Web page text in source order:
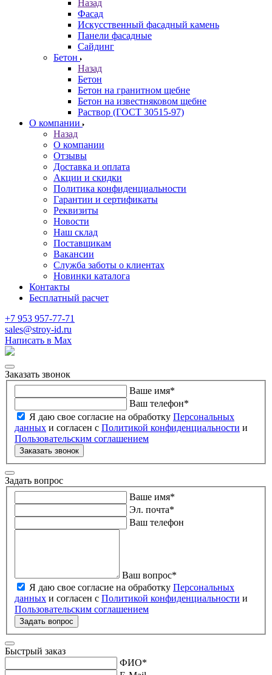
Назад
Фасад
Искусственный фасадный камень
Панели фасадные
Сайдинг
Бетон
Назад
Бетон
Бетон на гранитном щебне
Бетон на известняковом щебне
Раствор (ГОСТ 30515-97)
О компании
Назад
О компании
Отзывы
Доставка и оплата
Акции и скидки
Политика конфиденциальности
Гарантии и сертификаты
Реквизиты
Новости
Наш склад
Поставщикам
Вакансии
Служба заботы о клиентах
Новинки каталога
Контакты
Бесплатный расчет
+7 953 957-77-71
sales@stroy-id.ru
Написать в Max
Заказать звонок
Ваше имя*
Ваш телефон*
Я даю свое согласие на обработку Персональных
данных и согласен с Политикой конфиденциальности и
Пользовательским соглашением
Заказать звонок
Задать вопрос
Ваше имя*
Эл. почта*
Ваш телефон
Ваш вопрос*
Я даю свое согласие на обработку Персональных
данных и согласен с Политикой конфиденциальности и
Пользовательским соглашением
Задать вопрос
Быстрый заказ
ФИО*